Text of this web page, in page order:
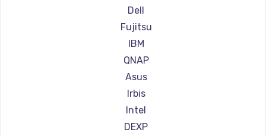
Dell
Fujitsu
IBM
QNAP
Asus
Irbis
Intel
DEXP